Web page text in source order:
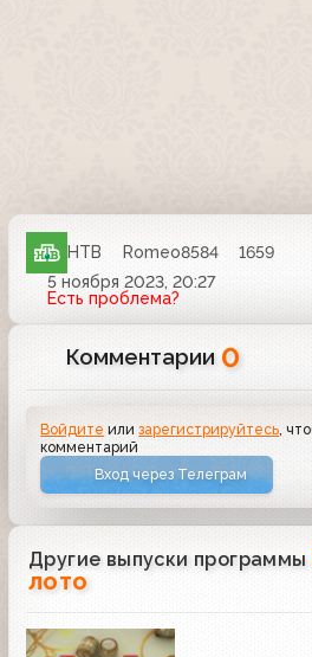
НТВ Romeo8584
1659
5 ноября 2023, 20:27
Есть проблема?
Комментарии 0
Войдите илизарегистрируйтесь ,
комментарий
Вход через Телеграм
Другие выпуски программы
лото